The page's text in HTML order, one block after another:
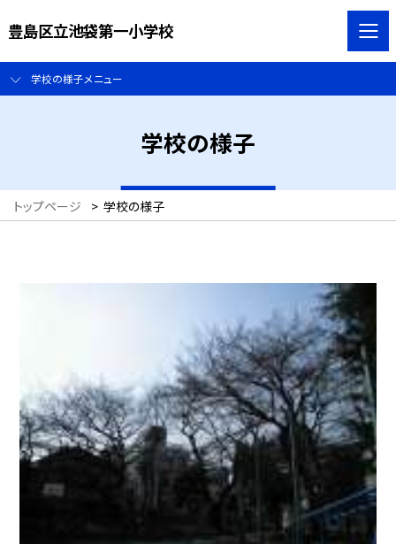
豊島区立池袋第一小学校
学校の様子メニュー
学校の様子
トップページ > 学校の様子